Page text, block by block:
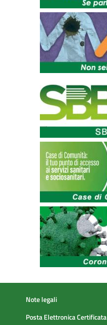
Note legali
Posta Elettronica Certificata